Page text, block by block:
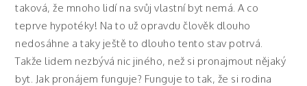
taková, že mnoho lidí na svůj vlastní byt nemá. A co
teprve hypotéky! Na to už opravdu člověk dlouho
nedosáhne a taky ještě to dlouho tento stav potrvá.
Takže lidem nezbývá nic jiného, než si pronajmout nějaký
byt. Jak pronájem funguje? Funguje to tak, že si rodina